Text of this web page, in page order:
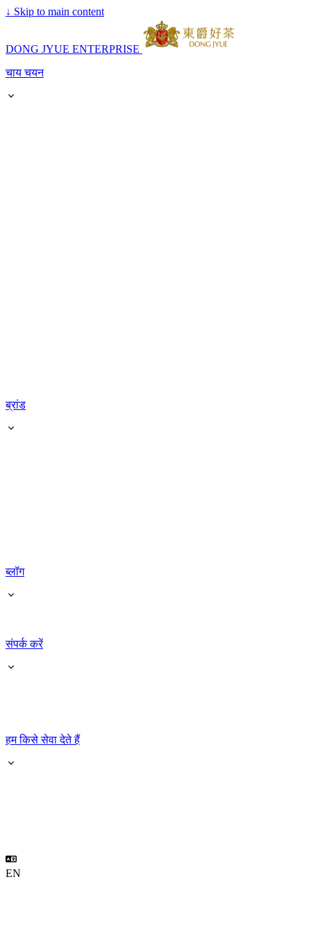
↓ Skip to main content
DONG JYUE ENTERPRISE
चाय चयन
ब्रांड
ब्लॉग
संपर्क करें
हम किसे सेवा देते हैं
EN